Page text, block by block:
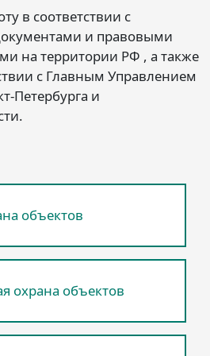
в соответствии с
и правовыми
на территории РФ , а также
с Главным Управлением
Петербурга и
объектов
охрана объектов